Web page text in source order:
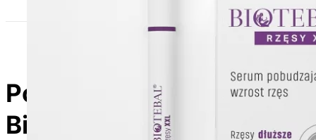
Poznaj produkty z linii
Biotebal